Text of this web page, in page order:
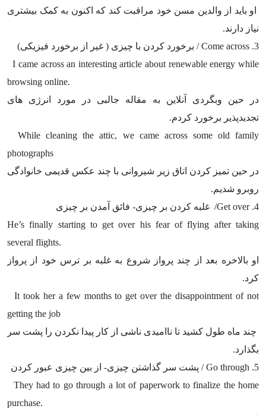
او باید از والدین مسن خود مراقبت کند که اکنون به کمک بیشتری
نیاز دارند.
3.
Come across / برخورد کردن با چیزی ( غیر از برخورد فیزیکی)
I came across an interesting article about renewable energy while
browsing online.
در حین وبگردی آنلاین به مقاله جالبی در مورد انرژی های
تجدیدپذیر برخورد کردم.
While cleaning the attic, we came across some old family
photographs
در حین تمیز کردن اتاق زیر شیروانی با چند عکس قدیمی خانوادگی
روبرو شدیم.
4.
Get over/ غلبه کردن بر چیزی- فائق آمدن بر چیزی
He’s finally starting to get over his fear of flying after taking
several flights.
او بالاخره بعد از چند پرواز شروع به غلبه بر ترس خود از پرواز
کرد.
It took her a few months to get over the disappointment of not
getting the job
چند ماه طول کشید تا ناامیدی ناشی از کار پیدا نکردن را پشت سر
بگذارد.
5.
Go through / پشت سر گذاشتن چیزی- از بین چیزی عبور کردن
They had to go through a lot of paperwork to finalize the home
purchase.